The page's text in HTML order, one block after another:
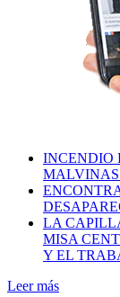
INCENDIO
MALVINAS
LA
MISA
Y EL
Leer más